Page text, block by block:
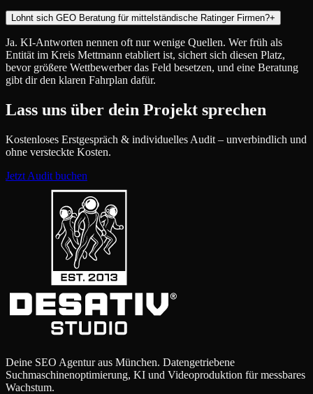
Lohnt sich GEO Beratung für mittelständische Ratinger Firmen?+
Ja. KI-Antworten nennen oft nur wenige Quellen. Wer früh als
Entität im Kreis Mettmann etabliert ist, sichert sich diesen Platz,
bevor größere Wettbewerber das Feld besetzen, und eine Beratung
gibt dir den klaren Fahrplan dafür.
Lass uns über dein Projekt sprechen
Kostenloses Erstgespräch & individuelles Audit – unverbindlich und
ohne versteckte Kosten.
Jetzt Audit buchen
Deine SEO Agentur aus München. Datengetriebene
Suchmaschinenoptimierung, KI und Videoproduktion für messbares
Wachstum.